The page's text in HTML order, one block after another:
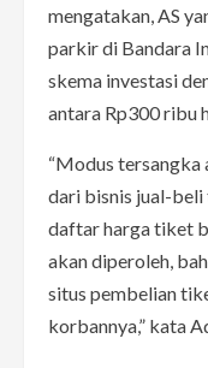
mengatakan, AS
parkir di Bandara
skema investasi
antara Rp300 ribu
“Modus tersangka
dari bisnis jual-
daftar harga tiket
akan diperoleh,
situs pembelian
korbannya,” kata